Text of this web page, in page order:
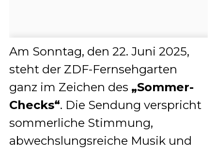
Am Sonntag, den 22. Juni 2025,
steht der ZDF-Fernsehgarten
ganz im Zeichen des „Sommer-
Checks“. Die Sendung verspricht
sommerliche Stimmung,
abwechslungsreiche Musik und